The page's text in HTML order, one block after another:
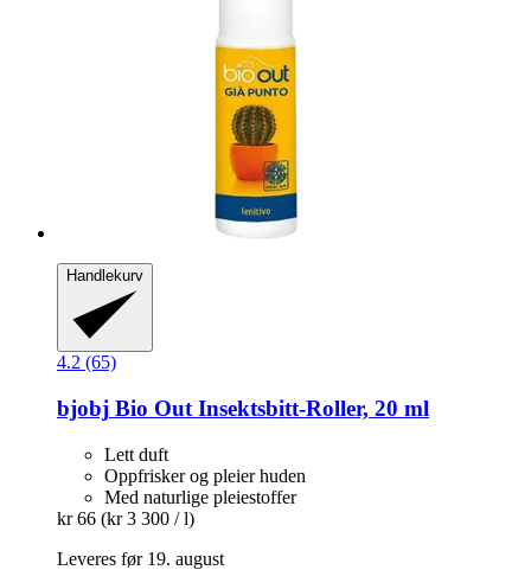
Handlekurv
4.2 (65)
bjobj Bio Out Insektsbitt-​Roller, 20 ml
Lett duft
Oppfrisker og pleier huden
Med naturlige pleiestoffer
kr 66 (kr 3 300 / l)
Leveres før 19. august